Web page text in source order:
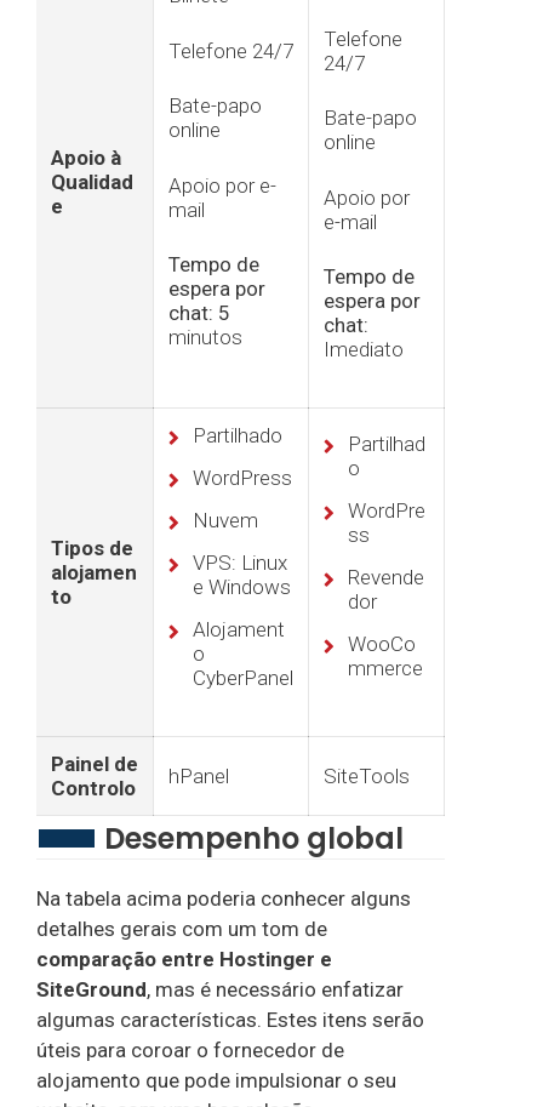
Apoio à
Qualidad
e
Telefone 24/7
Bate-papo
online
Apoio por e-
mail
Tempo de
espera por
chat: 5
minutos
Telefone
24/7
Bate-papo
online
Apoio por
e-mail
Tempo de
espera por
chat:
Imediato
Tipos de
alojamen
to
Partilhado
WordPress
Nuvem
VPS: Linux
e Windows
Alojament
o
CyberPanel
Partilhad
o
WordPre
ss
Revende
dor
WooCo
mmerce
Painel de
Controlo
hPanel SiteTools
Desempenho global
Na tabela acima poderia conhecer alguns
detalhes gerais com um tom de
comparação entre Hostinger e
SiteGround, mas é necessário enfatizar
algumas características. Estes itens serão
úteis para coroar o fornecedor de
alojamento que pode impulsionar o seu